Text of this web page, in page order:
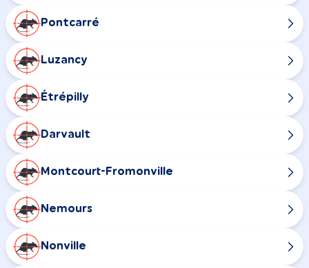
Pontcarré
Luzancy
Étrépilly
Darvault
Montcourt-Fromonville
Nemours
Nonville